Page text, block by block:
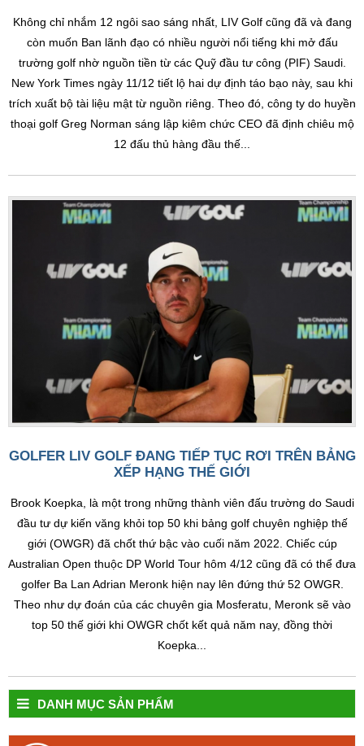
Không chỉ nhắm 12 ngôi sao sáng nhất, LIV Golf cũng đã và đang
còn muốn Ban lãnh đạo có nhiều người nổi tiếng khi mở đấu
trường golf nhờ nguồn tiền từ các Quỹ đầu tư công (PIF) Saudi.
New York Times ngày 11/12 tiết lộ hai dự định táo bạo này, sau khi
trích xuất bộ tài liệu mật từ nguồn riêng. Theo đó, công ty do huyền
thoại golf Greg Norman sáng lập kiêm chức CEO đã định chiêu mộ
12 đấu thủ hàng đầu thế...
GOLFER LIV GOLF ĐANG TIẾP TỤC RƠI TRÊN BẢNG
XẾP HẠNG THẾ GIỚI
Brook Koepka, là một trong những thành viên đấu trường do Saudi
đầu tư dự kiến văng khỏi top 50 khi bảng golf chuyên nghiệp thế
giới (OWGR) đã chốt thứ bậc vào cuối năm 2022. Chiếc cúp
Australian Open thuộc DP World Tour hôm 4/12 cũng đã có thể đưa
golfer Ba Lan Adrian Meronk hiện nay lên đứng thứ 52 OWGR.
Theo như dự đoán của các chuyên gia Mosferatu, Meronk sẽ vào
top 50 thế giới khi OWGR chốt kết quả năm nay, đồng thời
Koepka...
DANH MỤC SẢN PHẨM